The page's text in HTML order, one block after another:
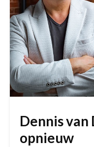
Dennis van
opnieuw